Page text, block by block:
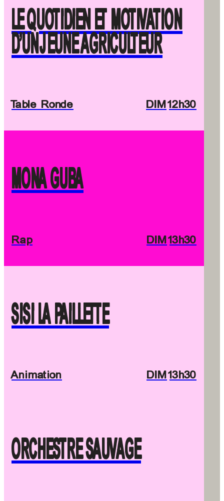
LE QUOTIDIEN ET MOTIVATION
D’UN JEUNE AGRICULTEUR
Table Ronde DIM 12h30
MONA GUBA
Rap DIM 13h30
SISI LA PAILLETTE
Animation DIM 13h30
ORCHESTRE SAUVAGE